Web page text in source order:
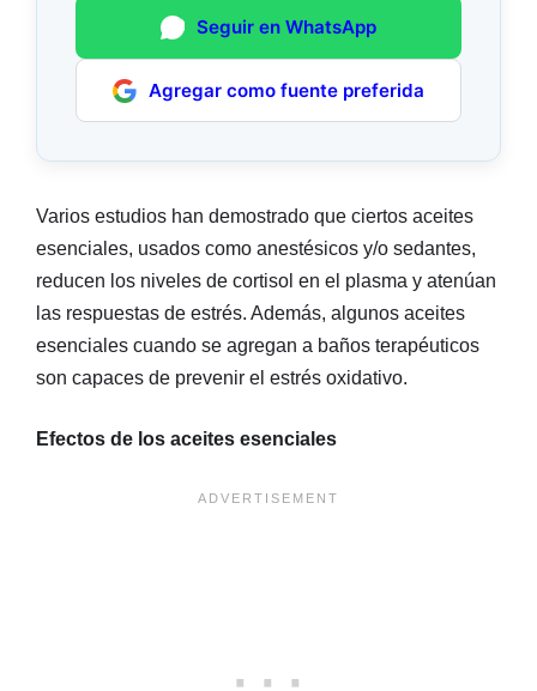
Seguir en WhatsApp
Agregar como fuente preferida
Varios estudios han demostrado que ciertos aceites
esenciales, usados como anestésicos y/o sedantes,
reducen los niveles de cortisol en el plasma y atenúan
las respuestas de estrés. Además, algunos aceites
esenciales cuando se agregan a baños terapéuticos
son capaces de prevenir el estrés oxidativo.
Efectos de los aceites esenciales